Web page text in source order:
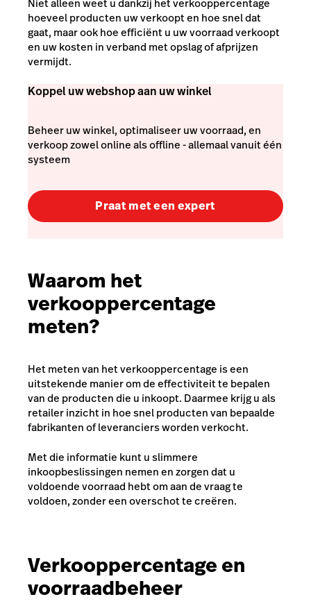
hoeveel producten uw verkoopt en hoe snel dat
gaat, maar ook hoe efficiënt u uw voorraad verkoopt
en uw kosten in verband met opslag of afprijzen
vermijdt.
Koppel uw webshop aan uw winkel
Beheer uw winkel, optimaliseer uw voorraad, en
verkoop zowel online als offline - allemaal vanuit één
systeem
Praat met een expert
Waarom het
verkooppercentage
meten?
Het meten van het verkooppercentage is een
uitstekende manier om de effectiviteit te bepalen
van de producten die u inkoopt. Daarmee krijg u als
retailer inzicht in hoe snel producten van bepaalde
fabrikanten of leveranciers worden verkocht.
Met die informatie kunt u slimmere
inkoopbeslissingen nemen en zorgen dat u
voldoende voorraad hebt om aan de vraag te
voldoen, zonder een overschot te creëren.
Verkooppercentage en
voorraadbeheer